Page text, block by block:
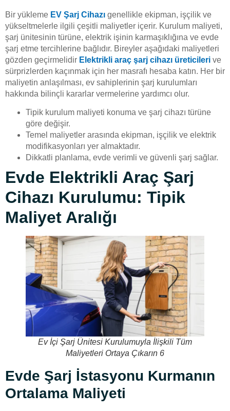
Bir yükleme EV Şarj Cihazı genellikle ekipman, işçilik ve
yükseltmelerle ilgili çeşitli maliyetler içerir. Kurulum maliyeti,
şarj ünitesinin türüne, elektrik işinin karmaşıklığına ve evde
şarj etme tercihlerine bağlıdır. Bireyler aşağıdaki maliyetleri
gözden geçirmelidir Elektrikli araç şarj cihazı üreticileri ve
sürprizlerden kaçınmak için her masrafı hesaba katın. Her bir
maliyetin anlaşılması, ev sahiplerinin şarj kurulumları
hakkında bilinçli kararlar vermelerine yardımcı olur.
Tipik kurulum maliyeti konuma ve şarj cihazı türüne
göre değişir.
Temel maliyetler arasında ekipman, işçilik ve elektrik
modifikasyonları yer almaktadır.
Dikkatli planlama, evde verimli ve güvenli şarj sağlar.
Evde Elektrikli Araç Şarj
Cihazı Kurulumu: Tipik
Maliyet Aralığı
Ev İçi Şarj Ünitesi Kurulumuyla İlişkili Tüm
Maliyetleri Ortaya Çıkarın 6
Evde Şarj İstasyonu Kurmanın
Ortalama Maliyeti